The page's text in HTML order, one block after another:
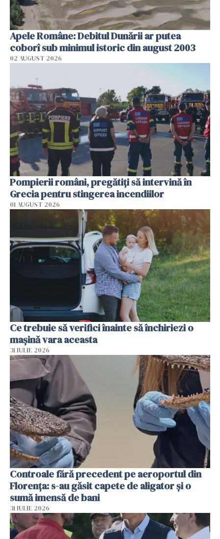
Apele Române: Debitul Dunării ar putea
coborî sub minimul istoric din august 2003
02 AUGUST 2026
Pompierii români, pregătiţi să intervină în
Grecia pentru stingerea incendiilor
01 AUGUST 2026
Ce trebuie să verifici înainte să închiriezi o
mașină vara aceasta
31 IULIE 2026
Controale fără precedent pe aeroportul din
Florența: s-au găsit capete de aligator și o
sumă imensă de bani
31 IULIE 2026